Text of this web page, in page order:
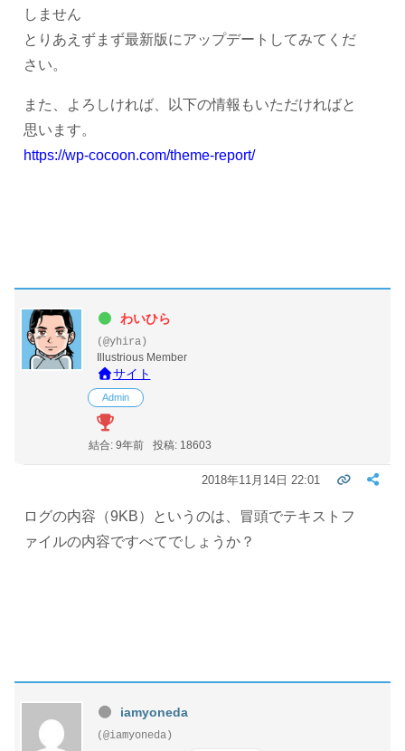
しません
とりあえずまず最新版にアップデートしてみてくだ
さい。
また、よろしければ、以下の情報もいただければと
思います。
https://wp-cocoon.com/theme-report/
わいひら
(@yhira)
Illustrious Member
サイト
Admin
結合: 9年前 投稿: 18603
2018年11月14日 22:01
ログの内容（9KB）というのは、冒頭でテキストフ
ァイルの内容ですべてでしょうか？
iamyoneda
(@iamyoneda)